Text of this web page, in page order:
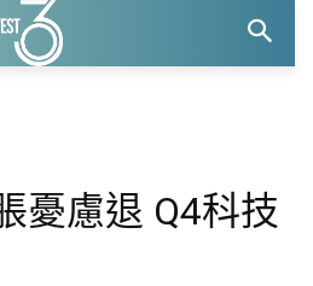
憂慮退 Q4科技